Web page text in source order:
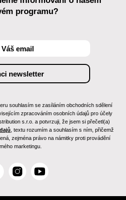
programu?
souhlasím se zasíláním obchodních sdělení
zpracováním osobních údajů pro účely
s.r.o. a potvrzuji, že jsem si přečetl(a)
, textu rozumím a souhlasím s ním, přičemž
zejména právo na námitky proti provádění
marketingu.
I
s
Y
u